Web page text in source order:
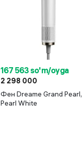
167 563 so'm/oyga
2 298 000
Фен Dreame Grand Pearl,
Pearl White